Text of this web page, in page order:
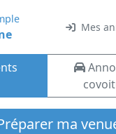
Mes
ma